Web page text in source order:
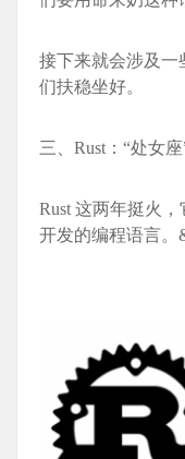
接下来就会涉及一
们扶稳坐好。
三、Rust：“处女
Rust 这两年挺火
开发的编程语言。